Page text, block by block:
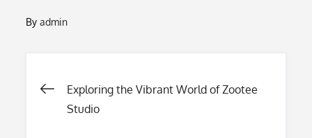
Byadmin
Post
Exploring the Vibrant World of Zootee
Studio